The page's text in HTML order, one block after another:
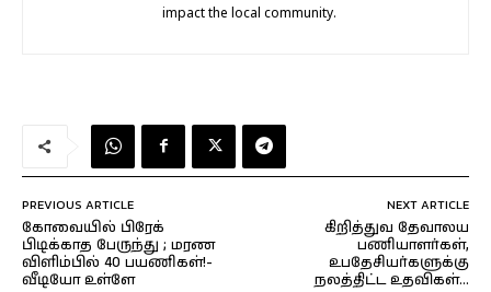
impact the local community.
PREVIOUS ARTICLE
கோவையில் பிரேக்
பிடிக்காத பேருந்து ; மரண
விளிம்பில் 40 பயணிகள்!-
வீடியோ உள்ளே
NEXT ARTICLE
கிறித்துவ தேவாலய
பணியாளர்கள்,
உபதேசியர்களுக்கு
நலத்திட்ட உதவிகள்…